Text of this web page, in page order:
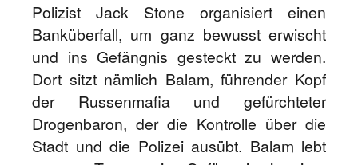
Polizist Jack Stone organisiert einen
Banküberfall, um ganz bewusst erwischt
und ins Gefängnis gesteckt zu werden.
Dort sitzt nämlich Balam, führender Kopf
der Russenmafia und gefürchteter
Drogenbaron, der die Kontrolle über die
Stadt und die Polizei ausübt. Balam lebt